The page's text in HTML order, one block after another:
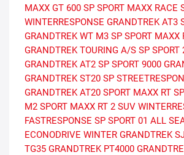
MAXX GT 600 SP SPORT MAXX RACE
WINTERRESPONSE GRANDTREK AT3
GRANDTREK WT M3 SP SPORT MAXX
GRANDTREK TOURING A/S SP SPORT
GRANDTREK AT2 SP SPORT 9000
GRANDTREK ST20 SP
GRANDTREK AT20 SPORT MAXX RT
M2 SPORT MAXX RT 2 SUV
FASTRESPONSE SP SPORT 01 ALL
ECONODRIVE WINTER GRANDTREK
TG35 GRANDTREK PT4000